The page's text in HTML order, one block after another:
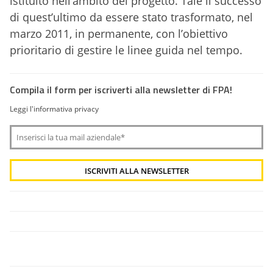
di quest’ultimo da essere stato trasformato, nel
marzo 2011, in permanente, con l’obiettivo
prioritario di gestire le linee guida nel tempo.
Compila il form per iscriverti alla newsletter di FPA!
Leggi l'informativa privacy